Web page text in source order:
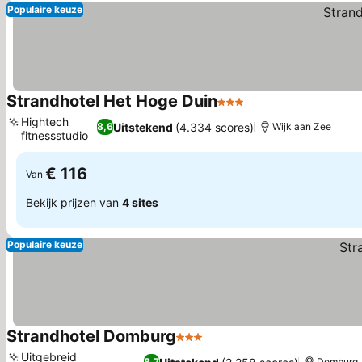
Populaire keuze
Strandhotel Het Hoge Duin3 Sterren
8,6Uitstekend (4.334 scores)
Hightech
fitnessstudio
Wijk aan Zee
Van € 116
Bekijk prijzen van 4 sites
Populaire keuze
Strandhotel Domburg3 Sterren
Uitgebreid